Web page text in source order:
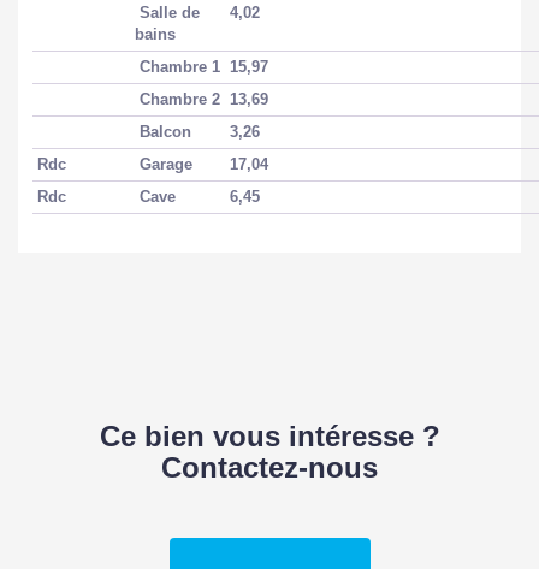
Salle de
bains
4,02
Chambre 1 15,97
Chambre 2 13,69
Balcon
3,26
Rdc
Garage
17,04
Rdc
Cave 6,45
Ce bien vous intéresse ?
Contactez-nous